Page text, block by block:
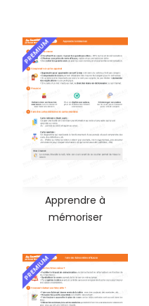
PREMIUM
Apprendre à
mémoriser
PREMIUM